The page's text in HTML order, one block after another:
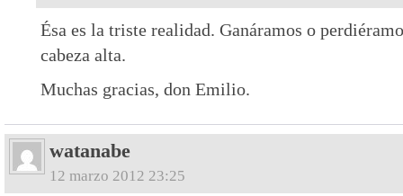
Ésa es la triste realidad. Ganáramos o
cabeza alta.
Muchas gracias, don Emilio.
watanabe
12 marzo 2012 23:25